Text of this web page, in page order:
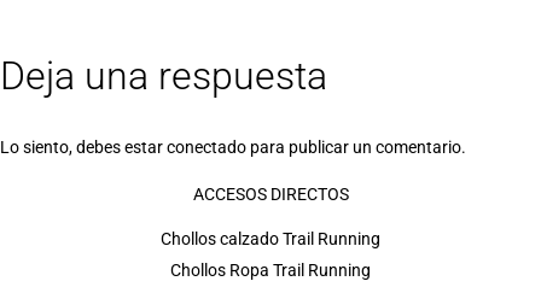
Deja una respuesta
Lo siento, debes estarconectado para publicar un comentario.
ACCESOS DIRECTOS
Chollos calzado Trail Running
Chollos Ropa Trail Running